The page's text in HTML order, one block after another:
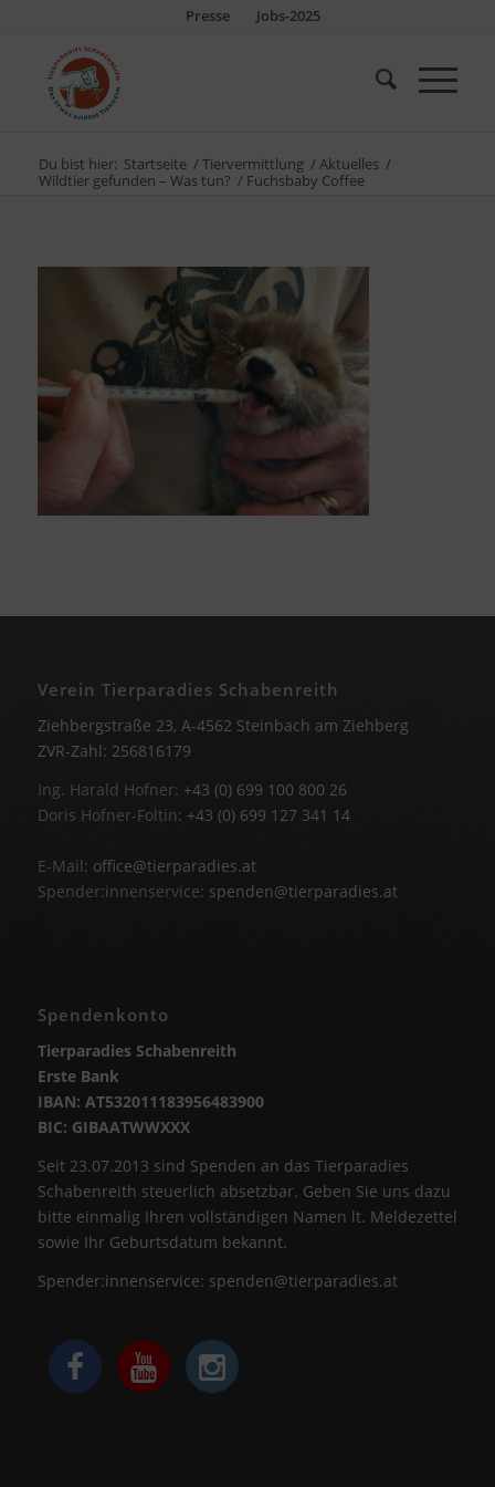
Presse Jobs-2025
Du bist hier: Startseite / Tiervermittlung / Aktuelles /
Wildtier gefunden – Was tun? / Fuchsbaby Coffee
Verein Tierparadies Schabenreith
Ziehbergstraße 23, A-4562 Steinbach am Ziehberg
ZVR-Zahl: 256816179
Ing. Harald Hofner: +43 (0) 699 100 800 26
Doris Hofner-Foltin: +43 (0) 699 127 341 14
E-Mail: office@tierparadies.at
Spender:innenservice: spenden@tierparadies.at
Spendenkonto
Tierparadies Schabenreith
Erste Bank
IBAN: AT532011183956483900
BIC: GIBAATWWXXX
Seit 23.07.2013 sind Spenden an das Tierparadies
Schabenreith steuerlich absetzbar. Geben Sie uns dazu
bitte einmalig Ihren vollständigen Namen lt. Meldezettel
sowie Ihr Geburtsdatum bekannt.
Spender:innenservice: spenden@tierparadies.at